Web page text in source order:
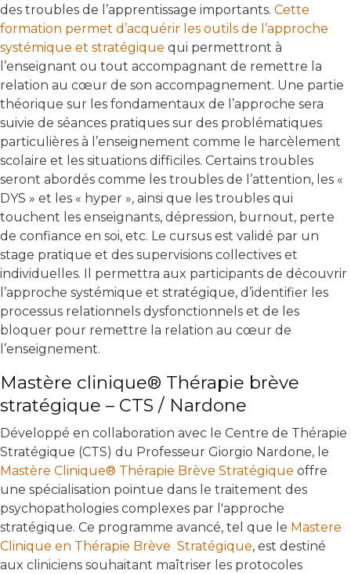
des troubles de l’apprentissage importants. Cette
formation permet d’acquérir les outils de l’approche
systémique et stratégique qui permettront à
l’enseignant ou tout accompagnant de remettre la
relation au cœur de son accompagnement. Une partie
théorique sur les fondamentaux de l’approche sera
suivie de séances pratiques sur des problématiques
particulières à l’enseignement comme le harcèlement
scolaire et les situations difficiles. Certains troubles
seront abordés comme les troubles de l’attention, les «
DYS » et les « hyper », ainsi que les troubles qui
touchent les enseignants, dépression, burnout, perte
de confiance en soi, etc. Le cursus est validé par un
stage pratique et des supervisions collectives et
individuelles. Il permettra aux participants de découvrir
l’approche systémique et stratégique, d’identifier les
processus relationnels dysfonctionnels et de les
bloquer pour remettre la relation au cœur de
l’enseignement.
Mastère clinique® Thérapie brève
stratégique – CTS / Nardone
Développé en collaboration avec le Centre de Thérapie
Stratégique (CTS) du Professeur Giorgio Nardone, le
Mastère Clinique® Thérapie Brève Stratégique offre
une spécialisation pointue dans le traitement des
psychopathologies complexes par l'approche
stratégique. Ce programme avancé, tel que le Mastere
Clinique en Thérapie Brève Stratégique, est destiné
aux cliniciens souhaitant maîtriser les protocoles